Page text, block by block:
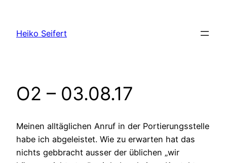
springen
Heiko Seifert
O2 – 03.08.17
Meinen alltäglichen Anruf in der Portierungsstelle
habe ich abgeleistet. Wie zu erwarten hat das
nichts gebbracht ausser der üblichen „wir